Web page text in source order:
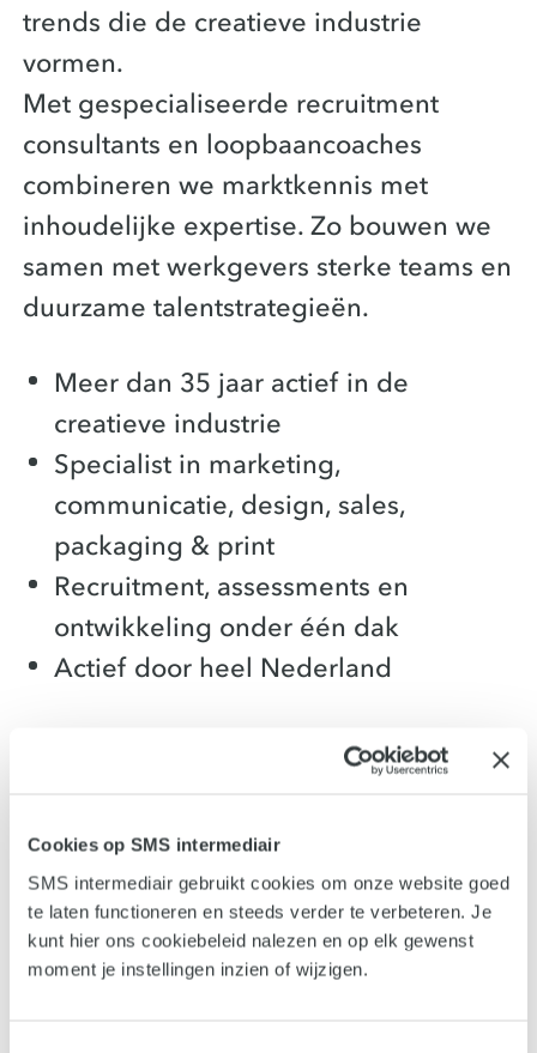
Cookies op SMS intermediair
SMS intermediair gebruikt cookies om onze website goed
te laten functioneren en steeds verder te verbeteren. Je
kunt hier ons cookiebeleid nalezen en op elk gewenst
moment je instellingen inzien of wijzigen.
trends die de creatieve industrie
vormen.
Met gespecialiseerde recruitment
consultants en loopbaancoaches
combineren we marktkennis met
inhoudelijke expertise. Zo bouwen we
samen met werkgevers sterke teams en
duurzame talentstrategieën.
Meer dan 35 jaar actief in de
creatieve industrie
Specialist in marketing,
communicatie, design, sales,
packaging & print
Recruitment, assessments en
ontwikkeling onder één dak
Actief door heel Nederland
Samen kijken naar jouw
organisatievraagstuk?
Recruitment, assessment en
ontwikkeling staan zelden los van